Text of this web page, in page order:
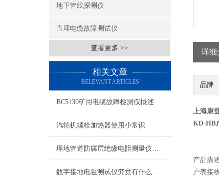
地下管线探测仪
直埋电缆故障测试仪
查看更多 >>
相关文章
RELEVANT ARTICLES
BC5130矿用电缆故障检测仪概述
汽轮机螺栓加热器使用小常识
埋地管道防腐层绝缘电阻测量仪技术参数（变频选频法）
数字接地电阻测试仪究竟有什么作用呢？
详细
品牌
上海康
KD-HB
产品描
户表接